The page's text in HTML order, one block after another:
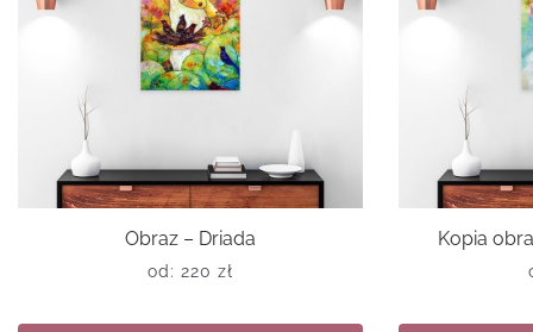
Obraz – Driada
od: 220 zł
Kopia